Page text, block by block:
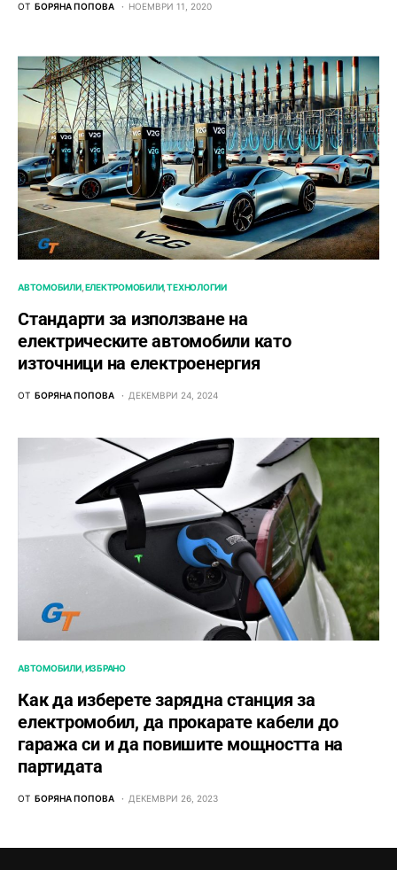
ОТ БОРЯНА ПОПОВА НОЕМВРИ 11, 2020
АВТОМОБИЛИ ЕЛЕКТРОМОБИЛИ ТЕХНОЛОГИИ
Стандарти за използване на
електрическите автомобили като
източници на електроенергия
ОТ БОРЯНА ПОПОВА ДЕКЕМВРИ 24, 2024
АВТОМОБИЛИ ИЗБРАНО
Как да изберете зарядна станция за
електромобил, да прокарате кабели до
гаража си и да повишите мощността на
партидата
ОТ БОРЯНА ПОПОВА ДЕКЕМВРИ 26, 2023